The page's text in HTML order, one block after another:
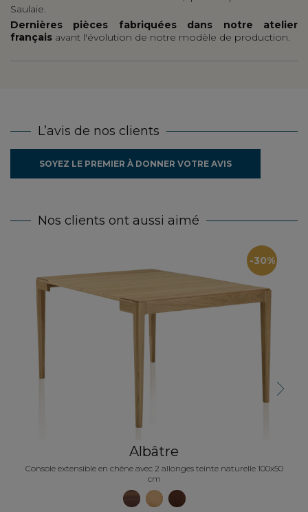
Saulaie.
Dernières pièces fabriquées dans notre atelier
français avant l'évolution de notre modèle de production.
L’avis de nos clients
SOYEZ LE PREMIER À DONNER VOTRE AVIS
Nos clients ont aussi aimé
-30%
Albâtre
Console extensible en chêne avec 2 allonges teinte naturelle 100x50
cm
Next